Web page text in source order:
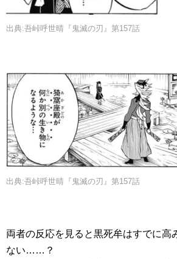
出典:吾峠呼世晴『鬼滅の刃』第157話
出典:吾峠呼世晴『鬼滅の刃』第157話
両者の反応を見ると黒死牟はすでに高
ない……？